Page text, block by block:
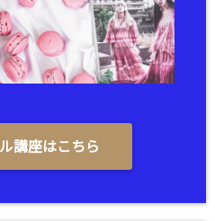
講座はこちら